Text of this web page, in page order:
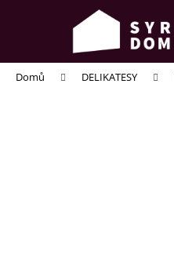
Domů DELIKATESY
í
do
obchodu
do
obchodu